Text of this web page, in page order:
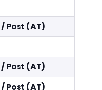
/Post (AT)
/Post (AT)
/Post (AT)